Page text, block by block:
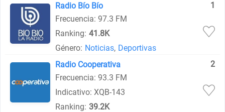
Radio Bío Bío
1
Frecuencia: 97.3 FM
Ranking: 41.8K
Género: Noticias, Deportivas
Radio Cooperativa
2
Frecuencia: 93.3 FM
Indicativo: XQB-143
Ranking: 39.2K